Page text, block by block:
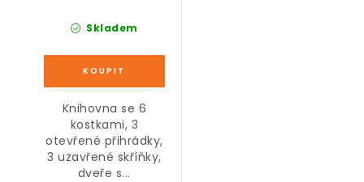
Skladem
Knihovna se 6
kostkami, 3
otevřené přihrádky,
3 uzavřené skříňky,
dveře s...